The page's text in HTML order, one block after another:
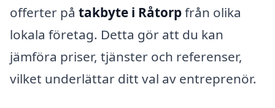
offerter på takbyte i Råtorpfrån olika
lokala företag. Detta gör att du kan
jämföra priser, tjänster och referenser,
vilket underlättar ditt val av entreprenör.